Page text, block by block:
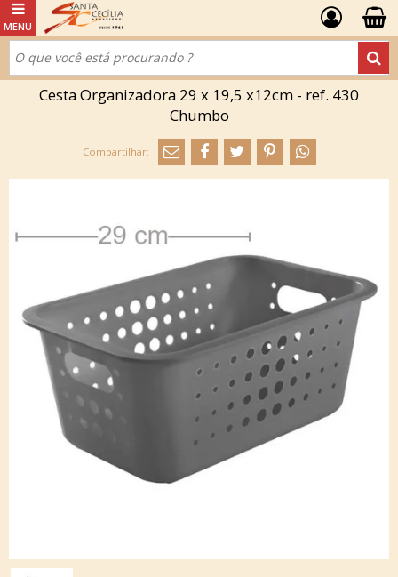
Cesta Organizadora 29 x 19,5 x12cm - ref. 430
Chumbo